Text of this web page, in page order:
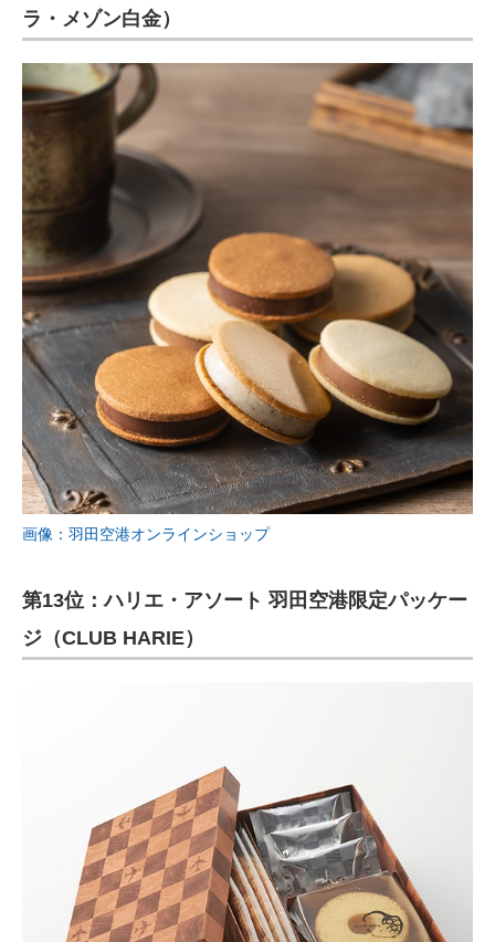
ラ・メゾン白金）
画像：羽田空港オンラインショップ
第13位：ハリエ・アソート 羽田空港限定パッケー
ジ（CLUB HARIE）